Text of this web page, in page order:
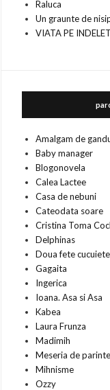
Raluca
Un graunte de
VIATA PE
Amalgam de
Baby manager
Blogonovela
Calea Lactee
Casa de nebuni
Cateodata soare
Cristina Toma
Delphinas
Doua fete cucuiete
Gagaita
Ingerica
Ioana. Asa si Asa
Kabea
Laura Frunza
Madimih
Meseria de parinte
Mihnisme
Ozzy